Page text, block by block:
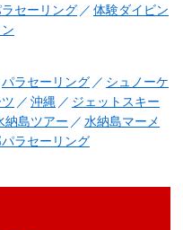
セーリング
体験ダイビン
パラセーリング
シュノーケ
沖縄
ジェットスキー
納島ツアー
水納島マーメ
ラセーリング